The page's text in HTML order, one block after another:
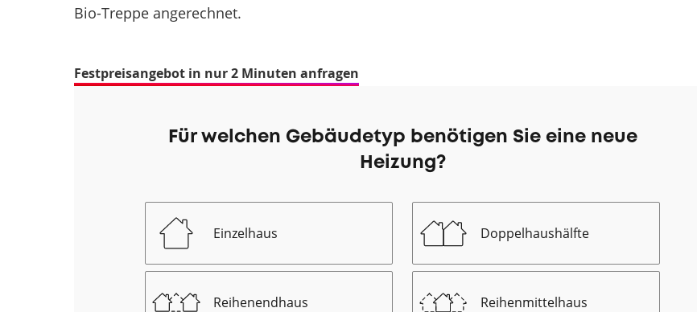
Bio-Treppe angerechnet.
Festpreisangebot in nur 2 Minuten anfragen
Für welchen Gebäudetyp benötigen Sie eine neue
Heizung?
Einzelhaus Doppelhaushälfte
Reihenendhaus Reihenmittelhaus